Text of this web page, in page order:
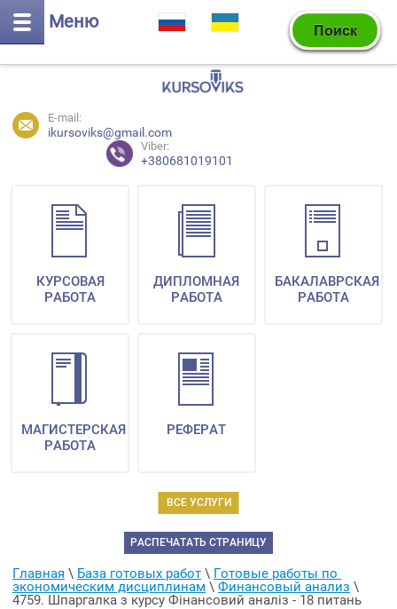
Меню
E-mail:
ikursoviks@gmail.com
Viber:
+380681019101
ВСЕ УСЛУГИ
КУРСОВАЯ
РАБОТА
ДИПЛОМНАЯ
РАБОТА
БАКАЛАВРСКАЯ
РАБОТА
МАГИСТЕРСКАЯ
РАБОТА
РЕФЕРАТ
РАСПЕЧАТАТЬ СТРАНИЦУ
Главная \ База готовых работ \ Готовые работы по
экономическим дисциплинам \ Финансовый анализ
4759. Шпаргалка з курсу Фінансовий аналіз - 18 питань